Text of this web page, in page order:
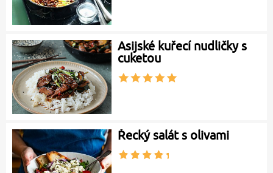
Asijské kuřecí nudličky s
cuketou
Řecký salát s olivami